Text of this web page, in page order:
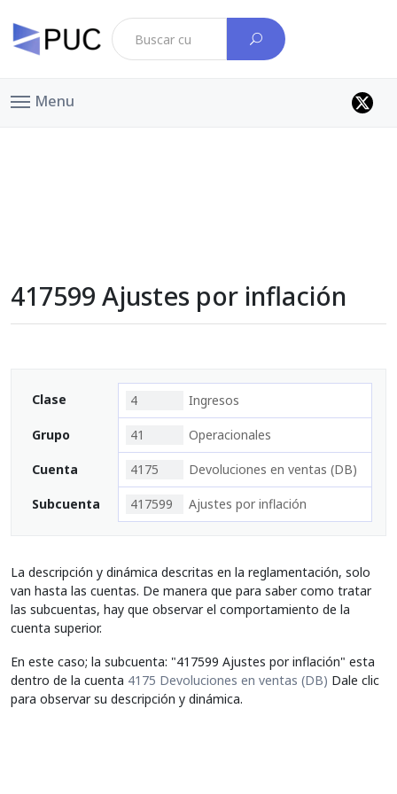
Menu
417599 Ajustes por inflación
Clase 4 Ingresos
Grupo 41 Operacionales
Cuenta 4175 Devoluciones en ventas (DB)
Subcuenta 417599 Ajustes por inflación
La descripción y dinámica descritas en la reglamentación, solo
van hasta las cuentas. De manera que para saber como tratar
las subcuentas, hay que observar el comportamiento de la
cuenta superior.
En este caso; la subcuenta: "417599 Ajustes por inflación" esta
dentro de la cuenta 4175 Devoluciones en ventas (DB) Dale clic
para observar su descripción y dinámica.